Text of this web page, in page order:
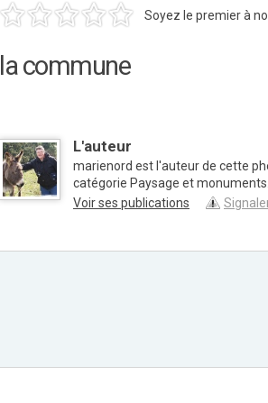
Soyez le premier à
la commune
L'auteur
marienord est l'auteur de cette
catégorie Paysage et monuments.
Voir ses publications